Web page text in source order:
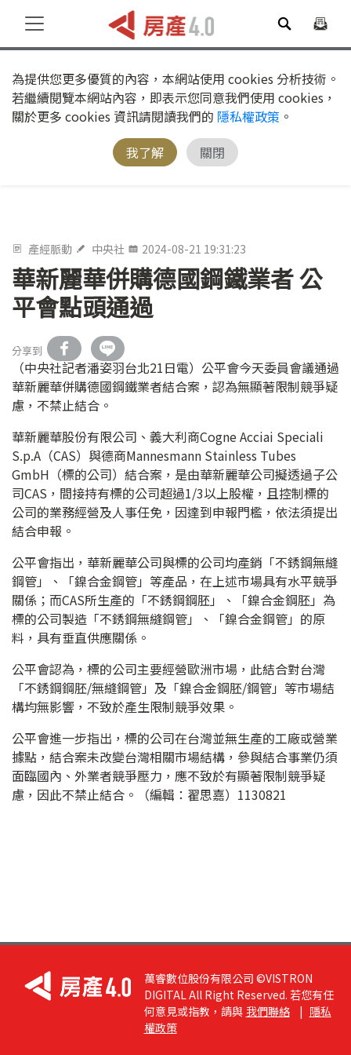
為提供您更多優質的內容，本網站使用 cookies 分析技術。
若繼續閱覽本網站內容，即表示您同意我們使用 cookies，
關於更多 cookies 資訊請閱讀我們的 隱私權政策 。
我了解
關閉
產經脈動 中央社 2024-08-21 19:31:23
華新麗華併購德國鋼鐵業者 公
平會點頭通過
分享到
（中央社記者潘姿羽台北21日電）公平會今天委員會議通過
華新麗華併購德國鋼鐵業者結合案，認為無顯著限制競爭疑
慮，不禁止結合。
華新麗華股份有限公司、義大利商Cogne Acciai Speciali
S.p.A（CAS）與德商Mannesmann Stainless Tubes
GmbH（標的公司）結合案，是由華新麗華公司擬透過子公
司CAS，間接持有標的公司超過1/3以上股權，且控制標的
公司的業務經營及人事任免，因達到申報門檻，依法須提出
結合申報。
公平會指出，華新麗華公司與標的公司均產銷「不銹鋼無縫
鋼管」、「鎳合金鋼管」等產品，在上述市場具有水平競爭
關係；而CAS所生產的「不銹鋼鋼胚」、「鎳合金鋼胚」為
標的公司製造「不銹鋼無縫鋼管」、「鎳合金鋼管」的原
料，具有垂直供應關係。
公平會認為，標的公司主要經營歐洲市場，此結合對台灣
「不銹鋼鋼胚/無縫鋼管」及「鎳合金鋼胚/鋼管」等市場結
構均無影響，不致於產生限制競爭效果。
公平會進一步指出，標的公司在台灣並無生產的工廠或營業
據點，結合案未改變台灣相關市場結構，參與結合事業仍須
面臨國內、外業者競爭壓力，應不致於有顯著限制競爭疑
慮，因此不禁止結合。（編輯：翟思嘉）1130821
萬睿數位股份有限公司 ©VISTRON
DIGITAL All Right Reserved. 若您有任
何意見或指教，請與 我們聯絡 | 隱私
權政策